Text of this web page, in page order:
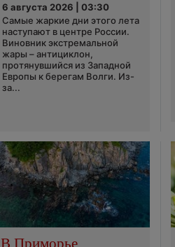
6 августа 2026 | 03:30
Самые жаркие дни этого лета
наступают в центре России.
Виновник экстремальной
жары – антициклон,
протянувшийся из Западной
Европы к берегам Волги. Из-
за...
В Приморье